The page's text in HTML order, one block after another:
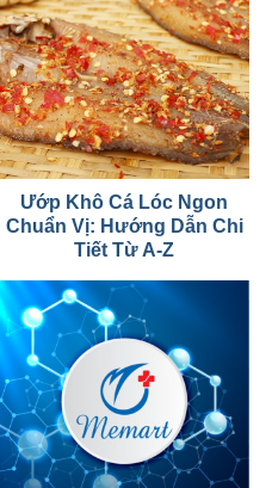
Ướp Khô Cá Lóc Ngon
Chuẩn Vị: Hướng Dẫn Chi
Tiết Từ A-Z